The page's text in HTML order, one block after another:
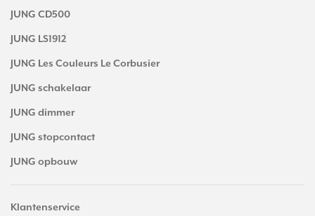
JUNG CD500
JUNG LS1912
JUNG Les Couleurs Le Corbusier
JUNG schakelaar
JUNG dimmer
JUNG stopcontact
JUNG opbouw
Klantenservice